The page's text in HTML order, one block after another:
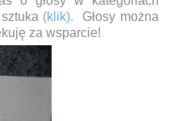
(klik). Głosy można
za wsparcie!